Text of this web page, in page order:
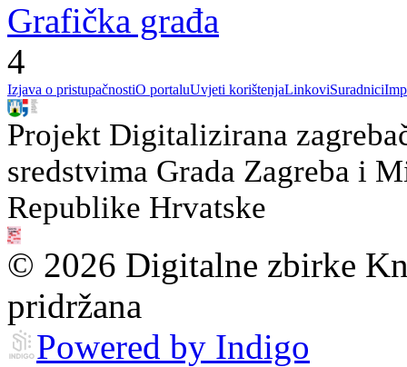
Grafička građa
4
Izjava o pristupačnostiO portaluUvjeti korištenjaLinkoviSuradnici
Projekt Digitalizirana
sredstvima Grada Zagreba i
Republike Hrvatske
© 2026 Digitalne zbirke
pridržana
Powered by Indigo